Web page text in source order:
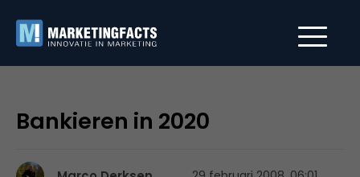
Bankieren in 2020